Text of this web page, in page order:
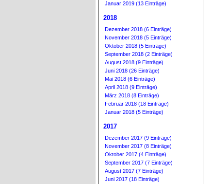
Januar 2019 (13 Einträge)
2018
Dezember 2018 (6 Einträge)
November 2018 (5 Einträge)
Oktober 2018 (5 Einträge)
September 2018 (2 Einträge)
August 2018 (9 Einträge)
Juni 2018 (26 Einträge)
Mai 2018 (6 Einträge)
April 2018 (9 Einträge)
März 2018 (8 Einträge)
Februar 2018 (18 Einträge)
Januar 2018 (5 Einträge)
2017
Dezember 2017 (9 Einträge)
November 2017 (8 Einträge)
Oktober 2017 (4 Einträge)
September 2017 (7 Einträge)
August 2017 (7 Einträge)
Juni 2017 (18 Einträge)